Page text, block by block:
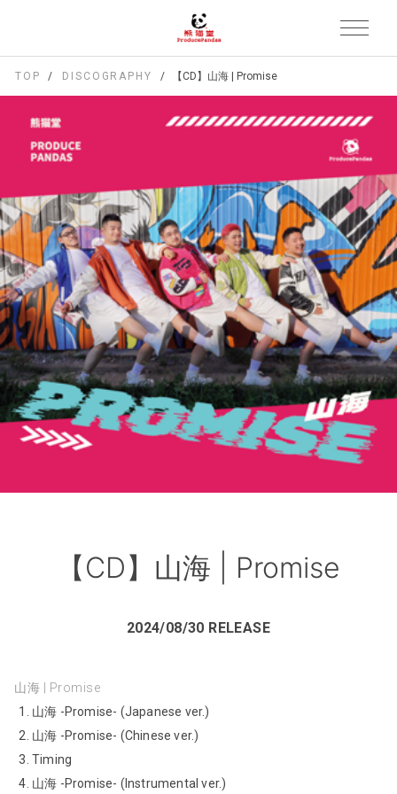
TOP DISCOGRAPHY 【CD】山海 | Promise
【CD】山海 | Promise
2024/08/30 RELEASE
山海 | Promise
山海 -Promise- (Japanese ver.)
山海 -Promise- (Chinese ver.)
Timing
山海 -Promise- (Instrumental ver.)